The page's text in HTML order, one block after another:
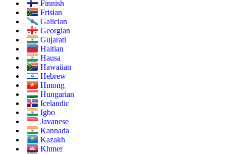
Finnish
Frisian
Galician
Georgian
Gujarati
Haitian
Hausa
Hawaiian
Hebrew
Hmong
Hungarian
Icelandic
Igbo
Javanese
Kannada
Kazakh
Khmer